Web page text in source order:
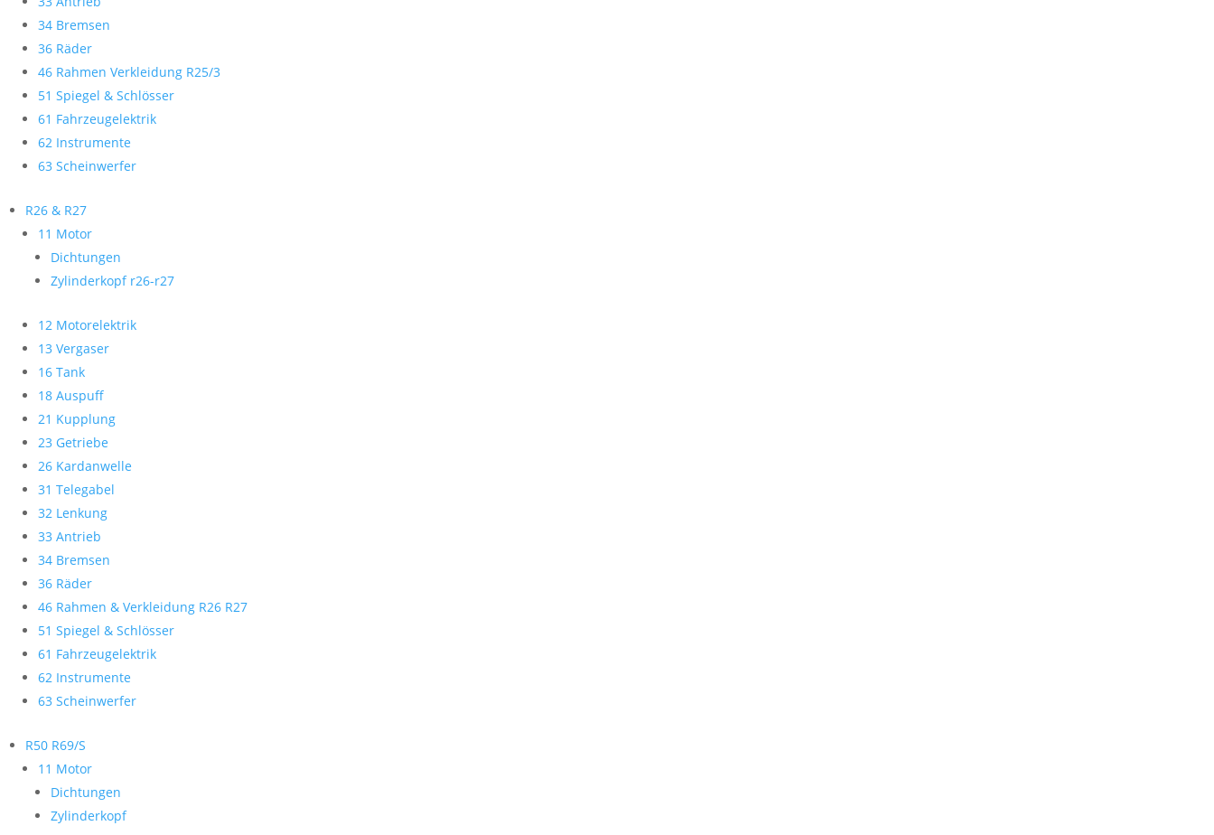
34 Bremsen
36 Räder
46 Rahmen Verkleidung R25/3
51 Spiegel & Schlösser
61 Fahrzeugelektrik
62 Instrumente
63 Scheinwerfer
R26 & R27
11 Motor
Dichtungen
Zylinderkopf r26-r27
12 Motorelektrik
13 Vergaser
16 Tank
18 Auspuff
21 Kupplung
23 Getriebe
26 Kardanwelle
31 Telegabel
32 Lenkung
33 Antrieb
34 Bremsen
36 Räder
46 Rahmen & Verkleidung R26 R27
51 Spiegel & Schlösser
61 Fahrzeugelektrik
62 Instrumente
63 Scheinwerfer
R50 R69/S
11 Motor
Dichtungen
Zylinderkopf